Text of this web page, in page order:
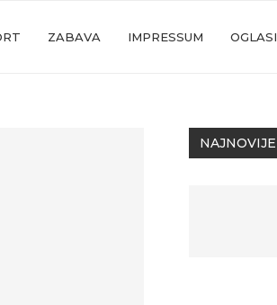
ZABAVA IMPRESSUM OGLASI
NAJNOVIJE